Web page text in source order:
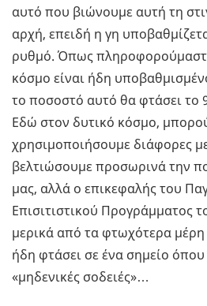
αυτό που βιώνουμε αυτή τη
αρχή, επειδή η γη
ρυθμό. Όπως
κόσμο είναι ήδη
το ποσοστό αυτό θα φτάσει το
Εδώ στον δυτικό κόσμο,
χρησιμοποιήσουμε διάφορες
βελτιώσουμε προσωρινά την
μας, αλλά ο επικεφαλής του
Επισιτιστικού Προγράμματος
μερικά από τα φτωχότερα
ήδη φτάσει σε ένα σημείο
«μηδενικές σοδειές»…